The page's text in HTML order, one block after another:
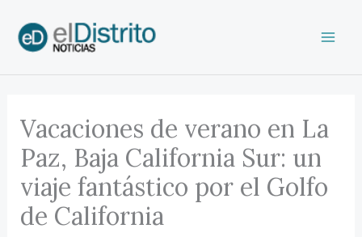
contenido
Vacaciones de verano en La
Paz, Baja California Sur: un
viaje fantástico por el Golfo
de California